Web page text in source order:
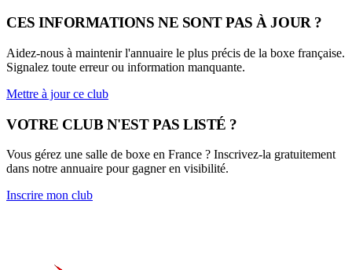
CES INFORMATIONS NE SONT PAS À JOUR ?
Aidez-nous à maintenir l'annuaire le plus précis de la boxe française.
Signalez toute erreur ou information manquante.
Mettre à jour ce club
VOTRE CLUB N'EST PAS LISTÉ ?
Vous gérez une salle de boxe en France ? Inscrivez-la gratuitement
dans notre annuaire pour gagner en visibilité.
Inscrire mon club